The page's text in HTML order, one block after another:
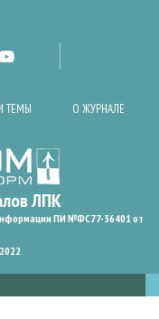
ТЕМЫ О ЖУРНАЛЕ
ПИ №ФС77-36401 от